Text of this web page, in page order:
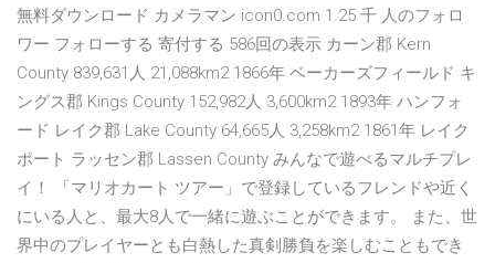
無料ダウンロード カメラマン icon0.com 1.25 千 人のフォロ
ワー フォローする 寄付する 586回の表示 カーン郡 Kern
County 839,631人 21,088km2 1866年 ベーカーズフィールド キ
ングス郡 Kings County 152,982人 3,600km2 1893年 ハンフォ
ード レイク郡 Lake County 64,665人 3,258km2 1861年 レイク
ポート ラッセン郡 Lassen County みんなで遊べるマルチプレ
イ！ 「マリオカート ツアー」で登録しているフレンドや近く
にいる人と、最大8人で一緒に遊ぶことができます。 また、世
界中のプレイヤーとも白熱した真剣勝負を楽しむこともでき